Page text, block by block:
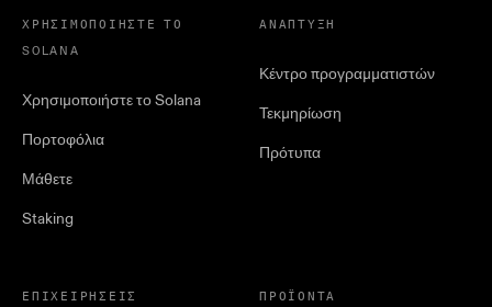
ΧΡΗΣΙΜΟΠΟΙΉΣΤΕ ΤΟ
SOLANA
Χρησιμοποιήστε το Solana
Πορτοφόλια
Μάθετε
Staking
ΑΝΆΠΤΥΞΗ
Κέντρο προγραμματιστών
Τεκμηρίωση
Πρότυπα
ΕΠΙΧΕΙΡΉΣΕΙΣ ΠΡΟΪΌΝΤΑ